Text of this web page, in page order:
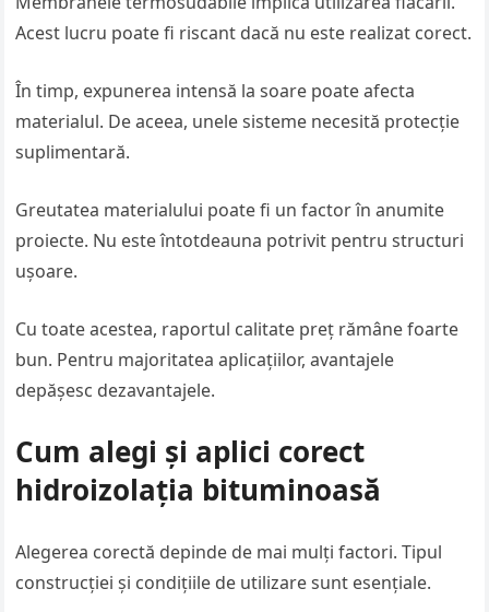
Acest lucru poate fi riscant dacă nu este realizat corect.
În timp, expunerea intensă la soare poate afecta
materialul. De aceea, unele sisteme necesită protecție
suplimentară.
Greutatea materialului poate fi un factor în anumite
proiecte. Nu este întotdeauna potrivit pentru structuri
ușoare.
Cu toate acestea, raportul calitate preț rămâne foarte
bun. Pentru majoritatea aplicațiilor, avantajele
depășesc dezavantajele.
Cum alegi și aplici corect
hidroizolația bituminoasă
Alegerea corectă depinde de mai mulți factori. Tipul
construcției și condițiile de utilizare sunt esențiale.